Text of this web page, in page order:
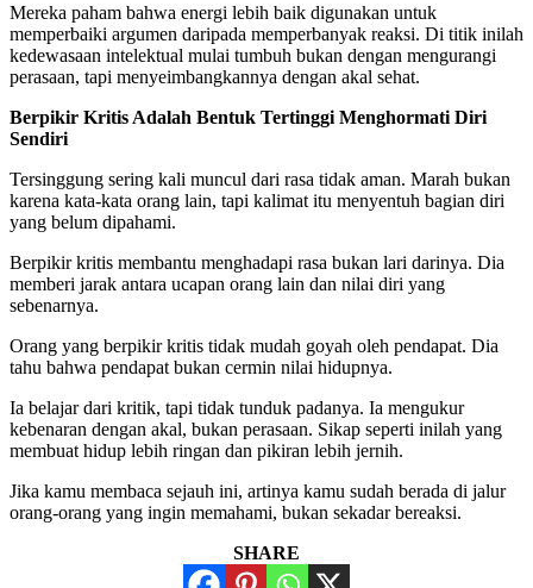
Mereka paham bahwa energi lebih baik digunakan untuk
memperbaiki argumen daripada memperbanyak reaksi. Di titik inilah
kedewasaan intelektual mulai tumbuh bukan dengan mengurangi
perasaan, tapi menyeimbangkannya dengan akal sehat.
Berpikir Kritis Adalah Bentuk Tertinggi Menghormati Diri
Sendiri
Tersinggung sering kali muncul dari rasa tidak aman. Marah bukan
karena kata-kata orang lain, tapi kalimat itu menyentuh bagian diri
yang belum dipahami.
Berpikir kritis membantu menghadapi rasa bukan lari darinya. Dia
memberi jarak antara ucapan orang lain dan nilai diri yang
sebenarnya.
Orang yang berpikir kritis tidak mudah goyah oleh pendapat. Dia
tahu bahwa pendapat bukan cermin nilai hidupnya.
Ia belajar dari kritik, tapi tidak tunduk padanya. Ia mengukur
kebenaran dengan akal, bukan perasaan. Sikap seperti inilah yang
membuat hidup lebih ringan dan pikiran lebih jernih.
Jika kamu membaca sejauh ini, artinya kamu sudah berada di jalur
orang-orang yang ingin memahami, bukan sekadar bereaksi.
SHARE